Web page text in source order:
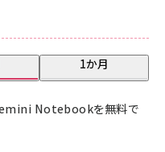
1か月
Notebookを無料で